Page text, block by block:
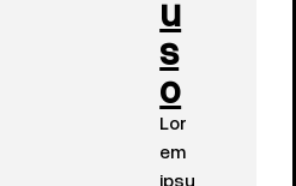
u
s
o
Lor
em
ipsu